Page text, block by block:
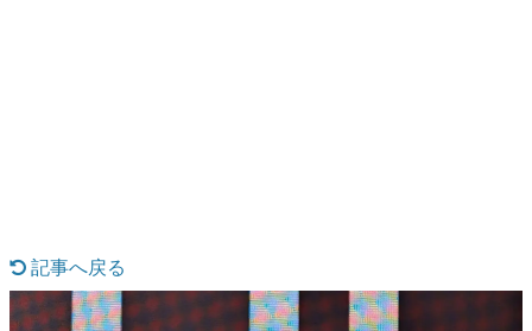
カテゴリ
特集記事
記事へ戻る